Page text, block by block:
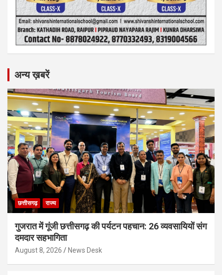
अन्य ख़बरें
छत्तीसगढ़ राज्य
गुजरात में गूंजी छत्तीसगढ़ की पर्यटन पहचान: 26 व्यवसायियों संग
दमदार सहभागिता
August 8, 2026 News Desk